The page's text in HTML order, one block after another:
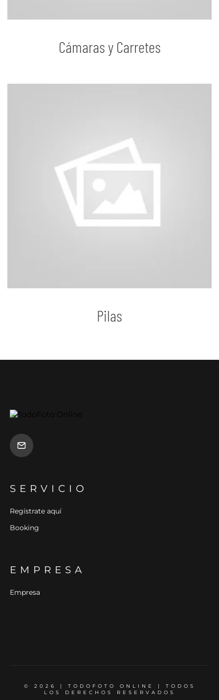
Cámaras y Carretes
Pilas
SERVICIO
Regístrate aquí
Booking
EMPRESA
Empresa
© 2026 | TODOFOTO ONLINE | TODOS
LOS DERECHOS RESERVADOS